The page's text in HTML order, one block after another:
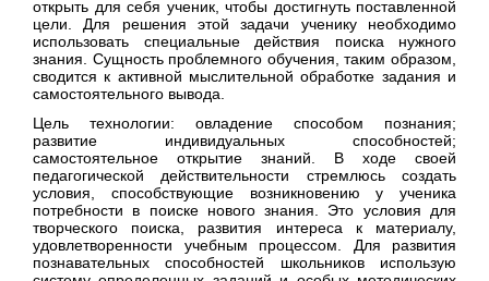
открыть для себя ученик, чтобы достигнуть поставленной
цели. Для решения этой задачи ученику необходимо
использовать специальные действия поиска нужного
знания. Сущность проблемного обучения, таким образом,
сводится к активной мыслительной обработке задания и
самостоятельного вывода.
Цель технологии: овладение способом познания;
развитие индивидуальных способностей;
самостоятельное открытие знаний. В ходе своей
педагогической действительности стремлюсь создать
условия, способствующие возникновению у ученика
потребности в поиске нового знания. Это условия для
творческого поиска, развития интереса к материалу,
удовлетворенности учебным процессом. Для развития
познавательных способностей школьников использую